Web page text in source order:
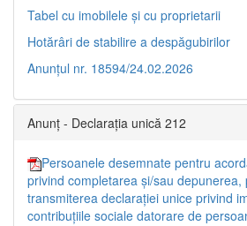
Tabel cu imobilele și cu proprietarii
Hotărâri de stabilire a despăgubirilor
Anunțul nr. 18594/24.02.2026
Anunț - Declarația unică 212
Persoanele desemnate pentru
privind completarea și/sau depunerea,
transmiterea declarației unice privind
contribuțiile sociale datorare de